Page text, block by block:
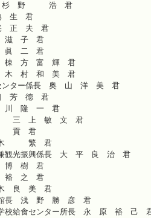
長 杉 野 浩 君
生 君
正 夫 君
滋 子 君
眞 二 君
長 棟 方 富 輝 君
木 村 和 美 君
センター係長 奥 山 洋 美 君
芳 徳 君
川 隆 一 君
長 三 上 敏 文 君
貢 君
木 繁 君
兼観光振興係長 大 平 良 治 君
博 樹 君
裕 之 君
良 美 君
館長 浅 野 勝 彦 君
学校給食センター所長 永 原 裕 己